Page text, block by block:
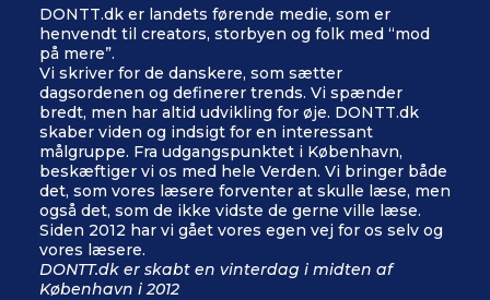
DONTT.dk er landets førende medie, som er
henvendt til creators, storbyen og folk med “mod
på mere”.
Vi skriver for de danskere, som sætter
dagsordenen og definerer trends. Vi spænder
bredt, men har altid udvikling for øje. DONTT.dk
skaber viden og indsigt for en interessant
målgruppe. Fra udgangspunktet i København,
beskæftiger vi os med hele Verden. Vi bringer både
det, som vores læsere forventer at skulle læse, men
også det, som de ikke vidste de gerne ville læse.
Siden 2012 har vi gået vores egen vej for os selv og
vores læsere.
DONTT.dk er skabt en vinterdag i midten af
København i 2012